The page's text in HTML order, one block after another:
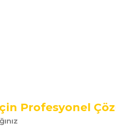
Profesyonel